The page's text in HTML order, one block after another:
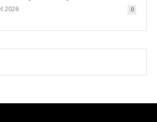
2026 0